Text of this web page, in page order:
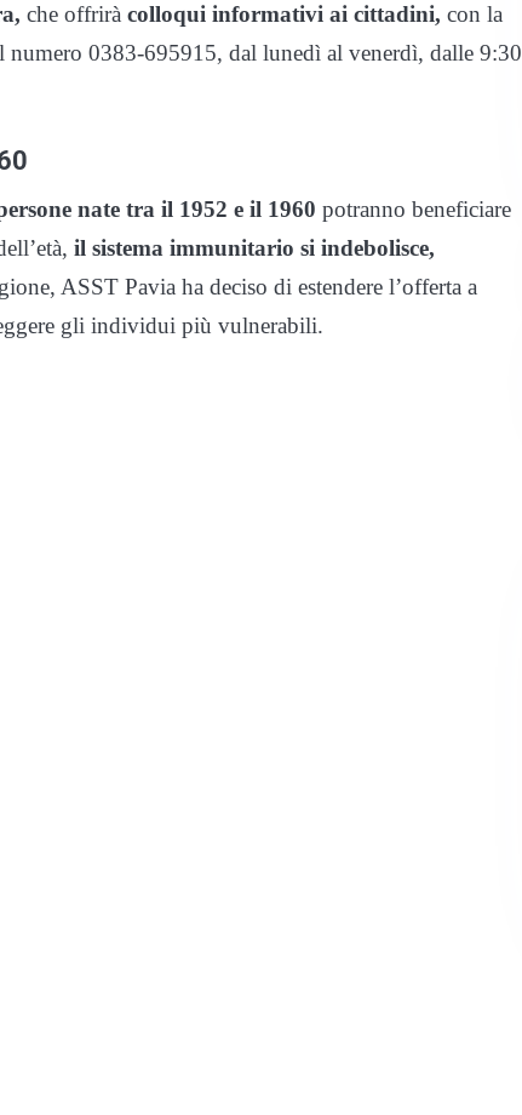
che offrirà colloqui informativi ai cittadini, con la
0383-695915, dal lunedì al venerdì, dalle 9:30
nate tra il 1952 e il 1960 potranno beneficiare
il sistema immunitario si indebolisce,
ASST Pavia ha deciso di estendere l’offerta a
gli individui più vulnerabili.